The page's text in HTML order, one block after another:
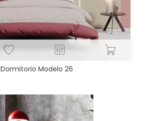
Dormitorio Modelo 26